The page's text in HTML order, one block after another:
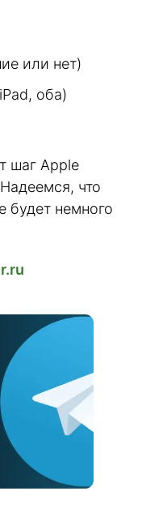
или нет)
оба)
шаг Apple
что
будет немного